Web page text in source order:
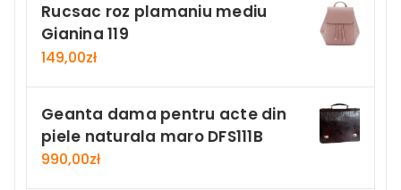
Rucsac roz plamaniu mediu
Gianina 119
149,00zł
Geanta dama pentru acte din
piele naturala maro DFS111B
990,00zł